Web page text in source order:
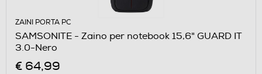
ZAINI PORTA PC
SAMSONITE - Zaino per notebook 15,6" GUARD IT
3.0-Nero
€ 64,99